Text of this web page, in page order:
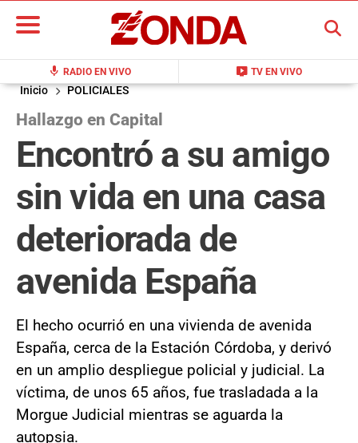
mic RADIO EN VIVO live_tv TV EN VIVO
BUSCAR
Inicio POLICIALES
Hallazgo en Capital
Encontró a su amigo
sin vida en una casa
deteriorada de
avenida España
El hecho ocurrió en una vivienda de avenida
España, cerca de la Estación Córdoba, y derivó
en un amplio despliegue policial y judicial. La
víctima, de unos 65 años, fue trasladada a la
Morgue Judicial mientras se aguarda la
autopsia.